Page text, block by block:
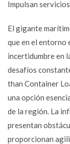
Impulsan
El gigante
que en el entorno
incertidumbre en
desafíos
than Container
una opción
de la región. La
presentan
proporcionan